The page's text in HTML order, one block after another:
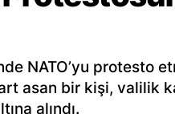
NATO’yu protesto
asan bir kişi, valilik
alındı.